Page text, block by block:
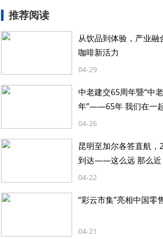
推荐阅读
从饮品到体验，产业融
咖啡新活力
04-29
中老建交65周年暨“中
年”——65年 我们在一
04-26
昆明至加尔各答直航，
到达——这么远 那么近
04-22
“彩云市集”亮相中国零
04-21